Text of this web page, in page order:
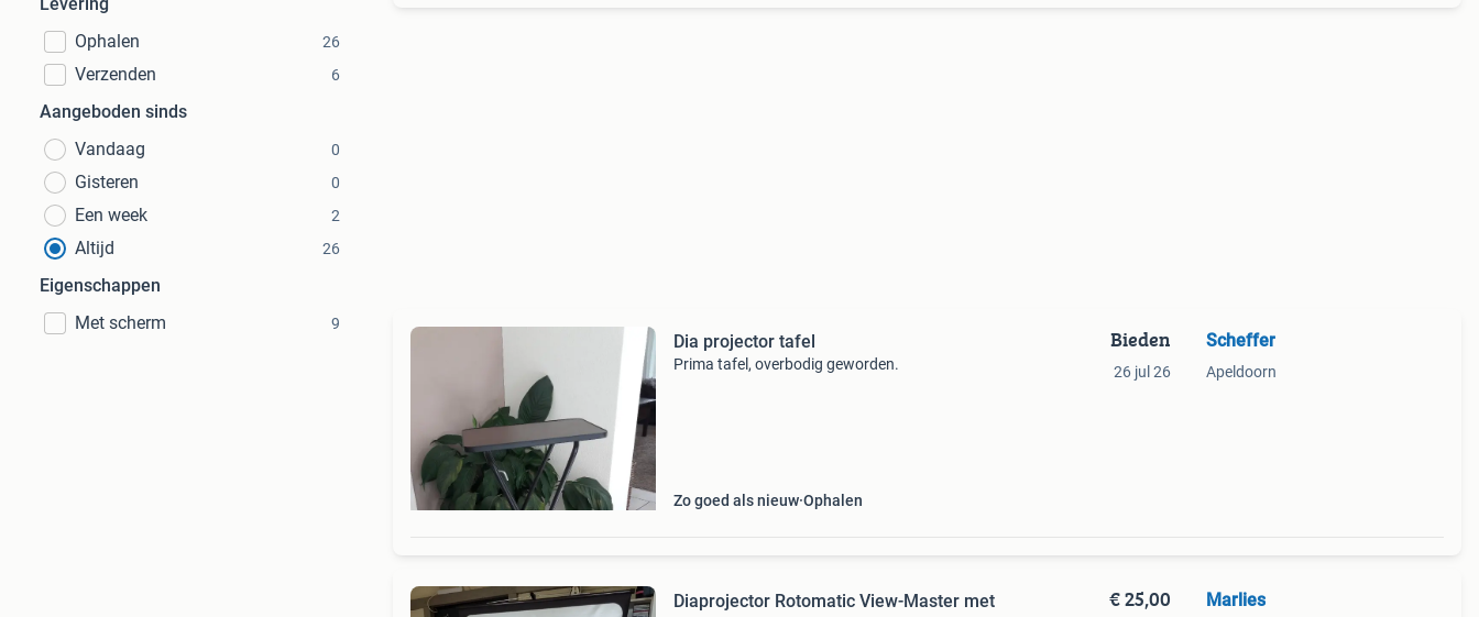
Ophalen
26
Verzenden 6
Aangeboden sinds
Vandaag
0
Gisteren 0
Een week 2
Altijd 26
Eigenschappen
Met scherm
9
Dia projector tafel
Prima tafel, overbodig geworden.
Zo goed als nieuw Ophalen
Bieden
26 jul 26
Scheffer
Apeldoorn
Diaprojector Rotomatic View-Master met
€ 25,00 Marlies